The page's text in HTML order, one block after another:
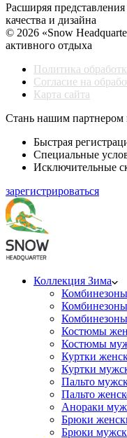
Расширяя
качества и дизайна
© 2026 «Snow
активного отдыха
Политика
Согласие на
Карта сайта
Стань нашим
Быстрая
Специальные
Исключительные
зарегистрироваться
Коллекция Зима
Костюмы
Костюмы
Куртки
Куртки
Пальто
Пальто
Анораки
Брюки
Брюки